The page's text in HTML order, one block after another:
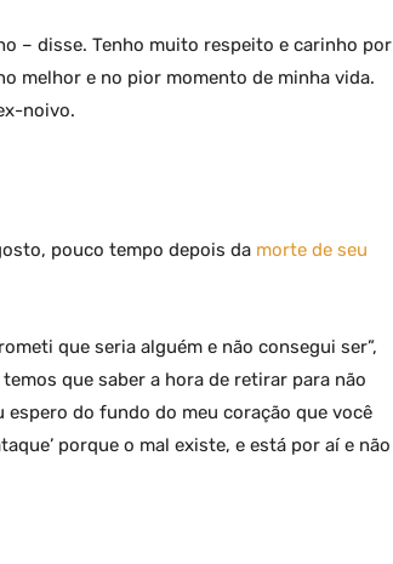
– disse. Tenho muito respeito e carinho por
melhor e no pior momento de minha vida.
noivo.
pouco tempo depois da morte de seu
que seria alguém e não consegui ser”,
que saber a hora de retirar para não
espero do fundo do meu coração que você
porque o mal existe, e está por aí e não